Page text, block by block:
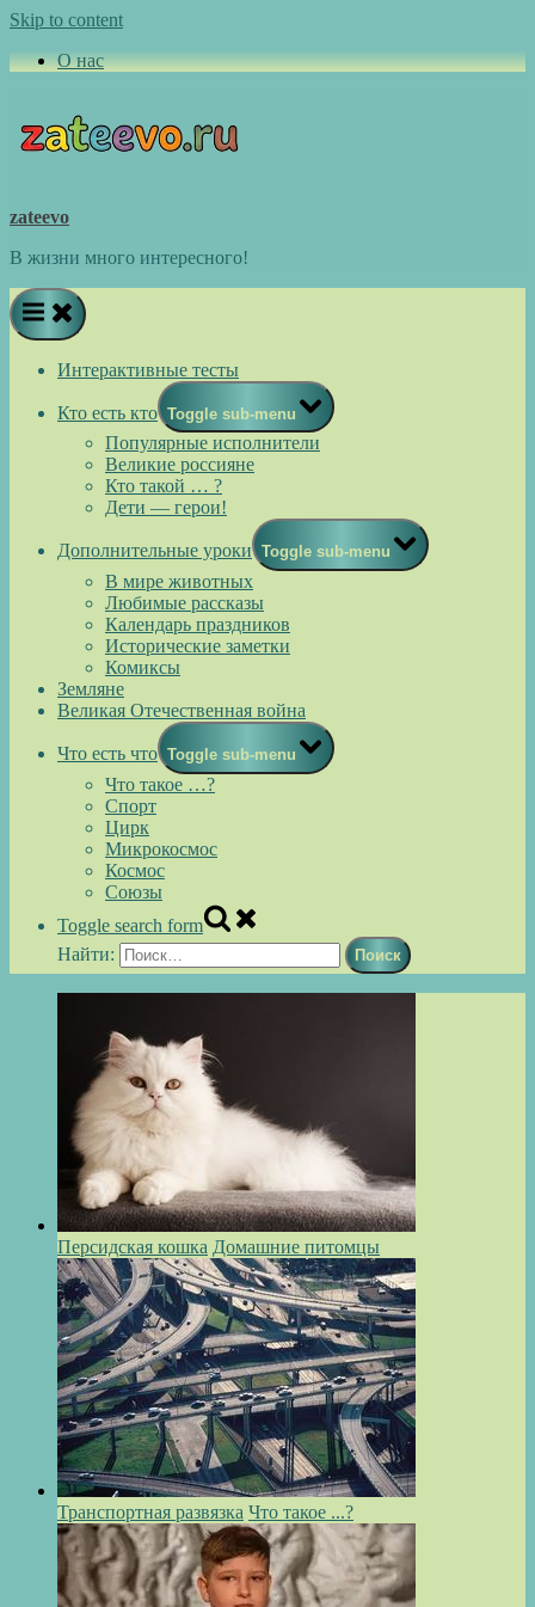
Skip to content
О нас
zateevo
В жизни много интересного!
Интерактивные тесты
Кто есть кто Toggle sub-menu
Популярные исполнители
Великие россияне
Кто такой … ?
Дети — герои!
Дополнительные уроки Toggle sub-menu
В мире животных
Любимые рассказы
Календарь праздников
Исторические заметки
Комиксы
Земляне
Великая Отечественная война
Что есть что Toggle sub-menu
Что такое …?
Спорт
Цирк
Микрокосмос
Космос
Союзы
Toggle search form
Найти:
Персидская кошка Домашние питомцы
Транспортная развязка Что такое ...?